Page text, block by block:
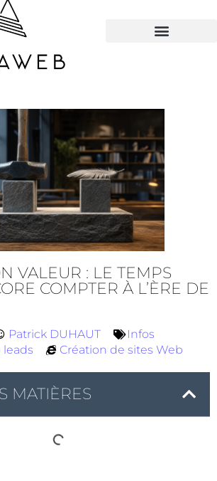
VALEUR : LE TEMPS
COMPTER À L’ÈRE DE
Patrick DUHAUT
Infos
Création de sites Web
MATIÈRES